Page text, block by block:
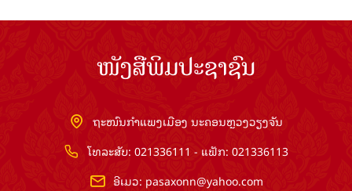
ໜັງສືພິມປະຊາຊົນ
ຖະໜົນກຳແພງເມືອງ ນະຄອນຫຼວງວຽງຈັນ
ໂທລະສັບ: 021336111 - ແຟັກ: 021336113
ອີເມວ: pasaxonn@yahoo.com